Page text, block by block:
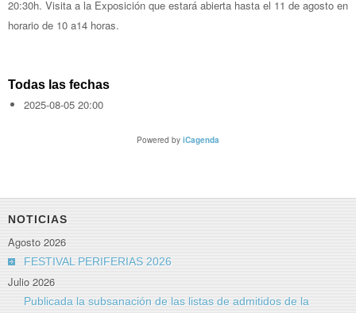
20:30h. Visita a la Exposición que estará abierta hasta el 11 de agosto en
horario de 10 a14 horas.
Todas las fechas
2025-08-05 20:00
Powered by iCagenda
NOTICIAS
Agosto 2026
FESTIVAL PERIFERIAS 2026
Julio 2026
Publicada la subsanación de las listas de admitidos de la